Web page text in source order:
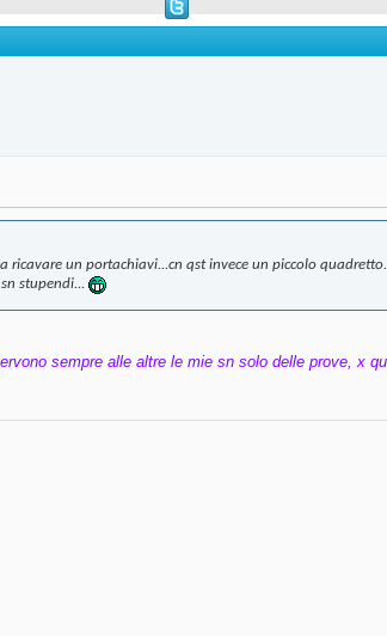
un portachiavi...cn qst invece un piccolo
stupendi...
sempre alle altre le mie sn solo delle prove, x